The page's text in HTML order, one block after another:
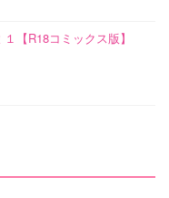
【R18コミックス版】